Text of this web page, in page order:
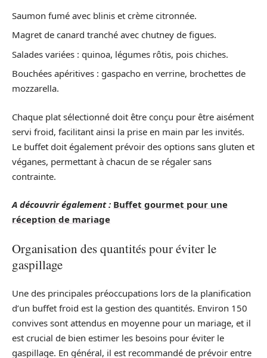
Saumon fumé avec blinis et crème citronnée.
Magret de canard tranché avec chutney de figues.
Salades variées : quinoa, légumes rôtis, pois chiches.
Bouchées apéritives : gaspacho en verrine, brochettes de
mozzarella.
Chaque plat sélectionné doit être conçu pour être aisément
servi froid, facilitant ainsi la prise en main par les invités.
Le buffet doit également prévoir des options sans gluten et
véganes, permettant à chacun de se régaler sans
contrainte.
A découvrir également : Buffet gourmet pour une
réception de mariage
Organisation des quantités pour éviter le
gaspillage
Une des principales préoccupations lors de la planification
d’un buffet froid est la gestion des quantités. Environ 150
convives sont attendus en moyenne pour un mariage, et il
est crucial de bien estimer les besoins pour éviter le
gaspillage. En général, il est recommandé de prévoir entre